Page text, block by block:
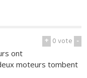
+ 0vote -
ont
moteurs tombent